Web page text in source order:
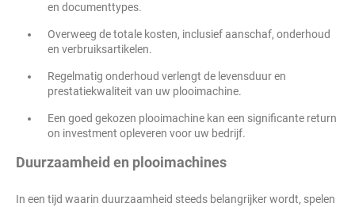
en documenttypes.
Overweeg de totale kosten, inclusief aanschaf, onderhoud
en verbruiksartikelen.
Regelmatig onderhoud verlengt de levensduur en
prestatiekwaliteit van uw plooimachine.
Een goed gekozen plooimachine kan een significante return
on investment opleveren voor uw bedrijf.
Duurzaamheid en plooimachines
In een tijd waarin duurzaamheid steeds belangrijker wordt, spelen